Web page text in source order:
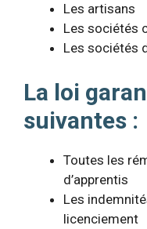
Les artisans
Les sociétés
Les sociétés
La loi
suivantes :
Toutes les
d’apprentis
Les
licenciement